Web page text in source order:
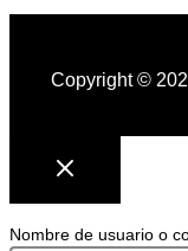
Copyright ©
Nombre de usuario o